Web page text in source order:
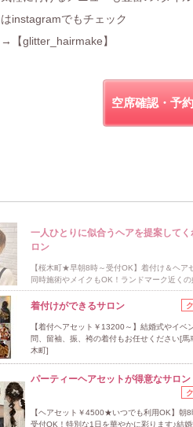
はinstagramでもチェック
→【glitter_hairmake】
空席確認・予
一人ひとりに似合うヘアを提案してく
ロン
【桜木町★早朝8時～受付OK】着付け＆ヘア
同時施術やメイクもOK！ランドマーク近くの
着付けができるサロン
【着付ヘアセット￥13200～】結婚式やイベ
問、留袖、振、袴の着付もお任せください[馬
木町]
パーティーヘアセットが得意なサロン
【ヘアセット￥4500★いつでも利用OK】朝8
受付OK！特別な1日を華やかに彩ります♪結